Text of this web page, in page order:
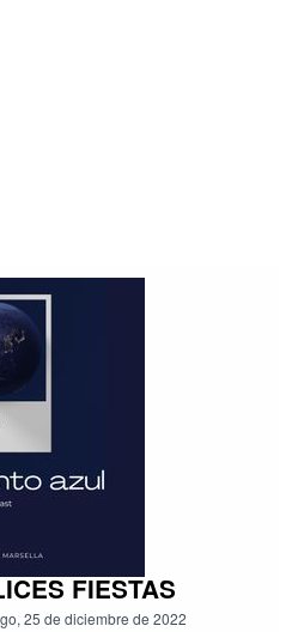
FIESTAS
25 de diciembre de 2022